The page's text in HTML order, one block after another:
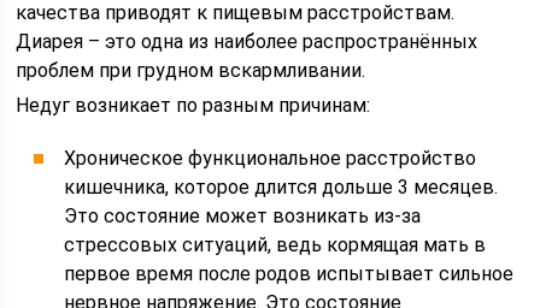
качества приводят к пищевым расстройствам.
Диарея – это одна из наиболее распространённых
проблем при грудном вскармливании.
Недуг возникает по разным причинам:
Хроническое функциональное расстройство
кишечника, которое длится дольше 3 месяцев.
Это состояние может возникать из-за
стрессовых ситуаций, ведь кормящая мать в
первое время после родов испытывает сильное
нервное напряжение. Это состояние